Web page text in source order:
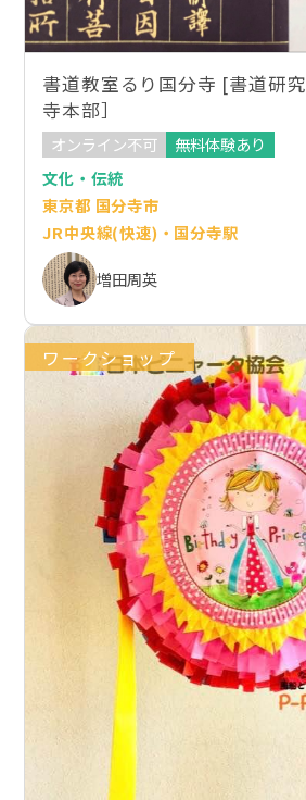
書道教室るり国分寺 [書道研
寺本部］
オンライン不可
無料体験あり
文化・伝統
東京都 国分寺市
JR中央線(快速)・国分寺駅
増田周英
ワークショップ